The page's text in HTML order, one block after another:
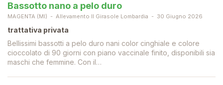
Bassotto nano a pelo duro
MAGENTA (MI) Allevamento Il Girasole Lombardia 30 Giugno 2026
trattativa privata
Bellissimi bassotti a pelo duro nani color cinghiale e colore
cioccolato di 90 giorni con piano vaccinale finito, disponibili sia
maschi che femmine. Con il…